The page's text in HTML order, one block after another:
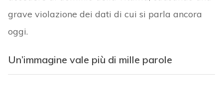
grave violazione dei dati di cui si parla ancora
oggi.
Un’immagine vale più di mille parole